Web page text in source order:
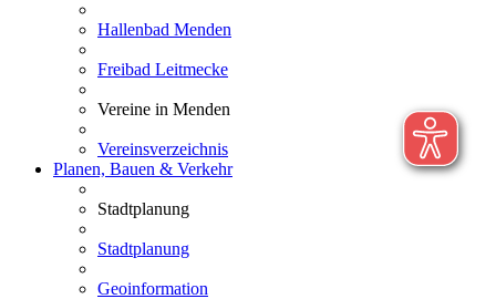
Hallenbad Menden
Freibad Leitmecke
Vereine in Menden
Vereinsverzeichnis
Planen, Bauen & Verkehr
Stadtplanung
Stadtplanung
Geoinformation